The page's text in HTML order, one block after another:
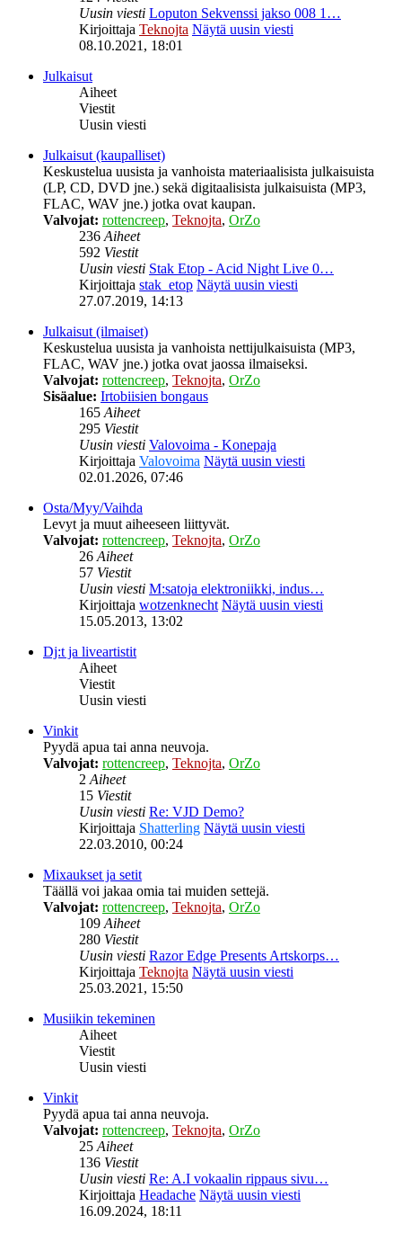
Uusin viesti Loputon Sekvenssi jakso 008 1…
Kirjoittaja Teknojta Näytä uusin viesti
08.10.2021, 18:01
Julkaisut
Aiheet
Viestit
Uusin viesti
Julkaisut (kaupalliset)
Keskustelua uusista ja vanhoista materiaalisista julkaisuista
(LP, CD, DVD jne.) sekä digitaalisista julkaisuista (MP3,
FLAC, WAV jne.) jotka ovat kaupan.
Valvojat: rottencreep, Teknojta, OrZo
236Aiheet
592 Viestit
Uusin viesti Stak Etop - Acid Night Live 0…
Kirjoittaja stak_etop Näytä uusin viesti
27.07.2019, 14:13
Julkaisut (ilmaiset)
Keskustelua uusista ja vanhoista nettijulkaisuista (MP3,
FLAC, WAV jne.) jotka ovat jaossa ilmaiseksi.
Valvojat: rottencreep, Teknojta, OrZo
Sisäalue: Irtobiisien bongaus
165Aiheet
295 Viestit
Uusin viesti Valovoima - Konepaja
Kirjoittaja Valovoima Näytä uusin viesti
02.01.2026, 07:46
Osta/Myy/Vaihda
Levyt ja muut aiheeseen liittyvät.
Valvojat: rottencreep, Teknojta, OrZo
26Aiheet
57 Viestit
Uusin viesti M:satoja elektroniikki, indus…
Kirjoittaja wotzenknecht Näytä uusin viesti
15.05.2013, 13:02
Dj:t ja liveartistit
Aiheet
Viestit
Uusin viesti
Vinkit
Pyydä apua tai anna neuvoja.
Valvojat: rottencreep, Teknojta, OrZo
2Aiheet
15 Viestit
Uusin viesti Re: VJD Demo?
Kirjoittaja Shatterling Näytä uusin viesti
22.03.2010, 00:24
Mixaukset ja setit
Täällä voi jakaa omia tai muiden settejä.
Valvojat: rottencreep, Teknojta, OrZo
109Aiheet
280 Viestit
Uusin viesti Razor Edge Presents Artskorps…
Kirjoittaja Teknojta Näytä uusin viesti
25.03.2021, 15:50
Musiikin tekeminen
Aiheet
Viestit
Uusin viesti
Vinkit
Pyydä apua tai anna neuvoja.
Valvojat: rottencreep, Teknojta, OrZo
25Aiheet
136 Viestit
Uusin viesti Re: A.I vokaalin rippaus sivu…
Kirjoittaja Headache Näytä uusin viesti
16.09.2024, 18:11